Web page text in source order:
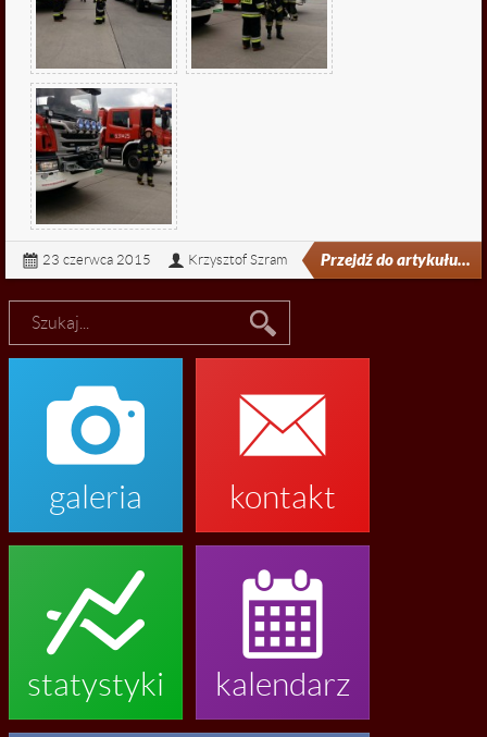
 fałszywe alarmy
23 czerwca 2015 Krzysztof Szram Przejdź do artykułu...

galeria

kontakt

statystyki

kalendarz